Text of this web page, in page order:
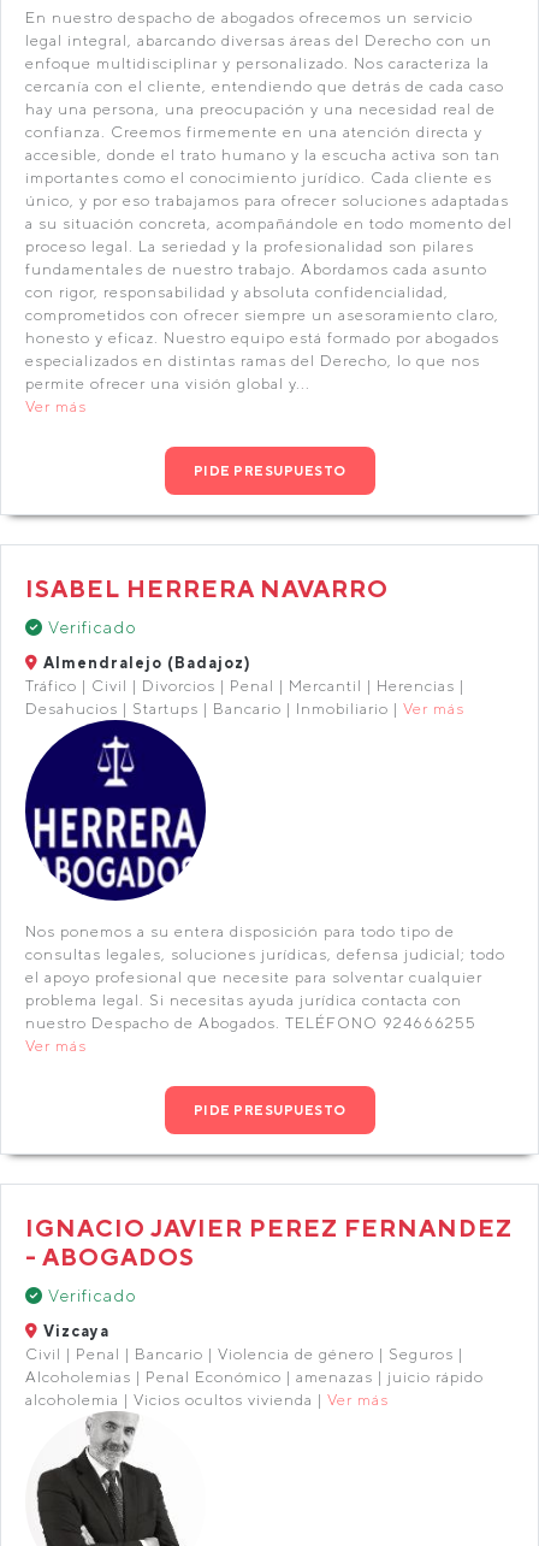
En nuestro despacho de abogados ofrecemos un servicio
legal integral, abarcando diversas áreas del Derecho con un
enfoque multidisciplinar y personalizado. Nos caracteriza la
cercanía con el cliente, entendiendo que detrás de cada caso
hay una persona, una preocupación y una necesidad real de
confianza. Creemos firmemente en una atención directa y
accesible, donde el trato humano y la escucha activa son tan
importantes como el conocimiento jurídico. Cada cliente es
único, y por eso trabajamos para ofrecer soluciones adaptadas
a su situación concreta, acompañándole en todo momento del
proceso legal. La seriedad y la profesionalidad son pilares
fundamentales de nuestro trabajo. Abordamos cada asunto
con rigor, responsabilidad y absoluta confidencialidad,
comprometidos con ofrecer siempre un asesoramiento claro,
honesto y eficaz. Nuestro equipo está formado por abogados
especializados en distintas ramas del Derecho, lo que nos
permite ofrecer una visión global y...
Ver más
PIDE PRESUPUESTO
ISABEL HERRERA NAVARRO
Verificado
Almendralejo (Badajoz)
Tráfico | Civil | Divorcios | Penal | Mercantil | Herencias |
Desahucios | Startups | Bancario | Inmobiliario | Ver más
Nos ponemos a su entera disposición para todo tipo de
consultas legales, soluciones jurídicas, defensa judicial; todo
el apoyo profesional que necesite para solventar cualquier
problema legal. Si necesitas ayuda jurídica contacta con
nuestro Despacho de Abogados. TELÉFONO 924666255
Ver más
PIDE PRESUPUESTO
IGNACIO JAVIER PEREZ FERNANDEZ
- ABOGADOS
Verificado
Vizcaya
Civil | Penal | Bancario | Violencia de género | Seguros |
Alcoholemias | Penal Económico | amenazas | juicio rápido
alcoholemia | Vicios ocultos vivienda | Ver más